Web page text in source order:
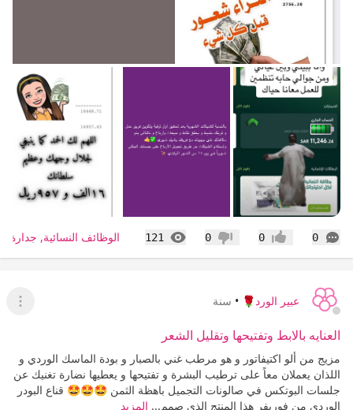
0
التعليقات إعجاب0 عدم إعجاب
0
121
المشاهدات الوظائف النسائية,
عبير الورد🌹 • سنة
عرض
العنايه بالابط وتفتيحها وتقليل الشعر
مزيج من ألو اكتيفاتور و هو مرطب غني بالصبار و بودة الماسك الوردي و
اللذان يعملان معاً على ترطيب البشرة و تفتيحها و يعطيها نضارة تغنيك عن
جلسات البوتكس في صالونات التجميل باهظة الثمن 🤩🤩🤩 قناع البودر
الوردي من فوريفر هذا المنتج الذي صمم... المزيد